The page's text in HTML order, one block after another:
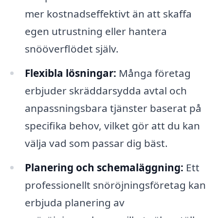
mer kostnadseffektivt än att skaffa
egen utrustning eller hantera
snööverflödet själv.
Flexibla lösningar: Många företag
erbjuder skräddarsydda avtal och
anpassningsbara tjänster baserat på
specifika behov, vilket gör att du kan
välja vad som passar dig bäst.
Planering och schemaläggning: Ett
professionellt snöröjningsföretag kan
erbjuda planering av